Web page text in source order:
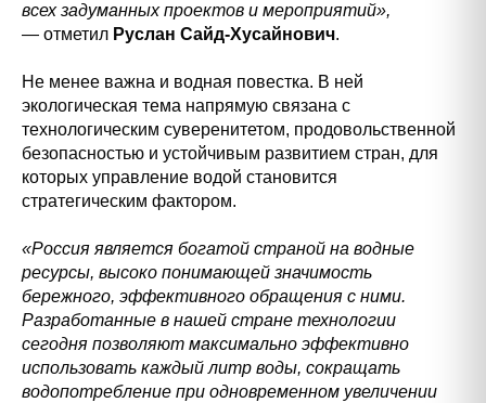
всех задуманных проектов и мероприятий»,
— отметил Руслан Сайд-Хусайнович.
Не менее важна и водная повестка. В ней
экологическая тема напрямую связана с
технологическим суверенитетом, продовольственной
безопасностью и устойчивым развитием стран, для
которых управление водой становится
стратегическим фактором.
«Россия является богатой страной на водные
ресурсы, высоко понимающей значимость
бережного, эффективного обращения с ними.
Разработанные в нашей стране технологии
сегодня позволяют максимально эффективно
использовать каждый литр воды, сокращать
водопотребление при одновременном увеличении